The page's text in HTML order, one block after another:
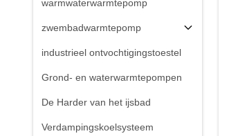
warmwaterwarmtepomp
zwembadwarmtepomp
industrieel ontvochtigingstoestel
Grond- en waterwarmtepompen
De Harder van het ijsbad
Verdampingskoelsysteem